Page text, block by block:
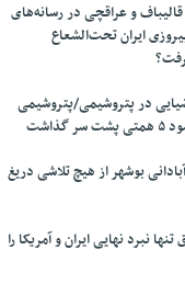
و عراقچی در رسانه‌های
ایران تحت‌الشعاع
در پتروشیمی/پتروشیمی
بوشهر از هیچ تلاشی دریغ
نبرد نهایی ایران و آمریکا را